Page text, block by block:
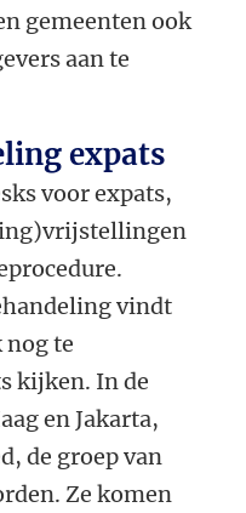
gemeenten ook
aan te
expats
voor expats,
vindt
nog te
kijken. In de
en Jakarta,
de groep van
Ze komen